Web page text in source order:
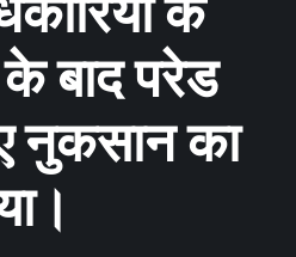
बाद परेड
नुकसान का